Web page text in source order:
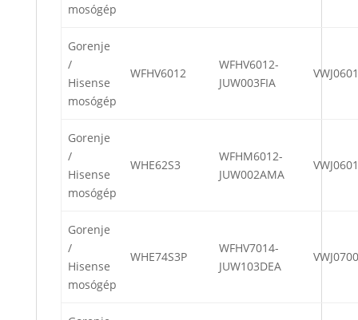
mosógép
Gorenje
/
Hisense
mosógép
WFHV6012
WFHV6012-
JUW003FIA
Gorenje
/
Hisense
mosógép
WHE62S3
WFHM6012-
JUW002AMA
Gorenje
/
Hisense
mosógép
WHE74S3P
WFHV7014-
JUW103DEA